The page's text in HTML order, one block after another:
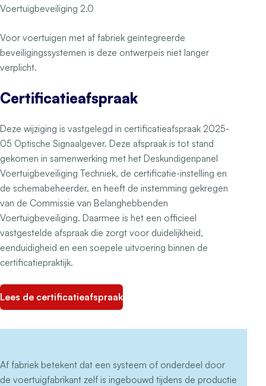
Voertuigbeveiliging 2.0
Voor voertuigen met af fabriek geïntegreerde
beveiligingssystemen is deze ontwerpeis niet langer
verplicht.
Certificatieafspraak
Deze wijziging is vastgelegd in certificatieafspraak 2025-
05 Optische Signaalgever. Deze afspraak is tot stand
gekomen in samenwerking met het Deskundigenpanel
Voertuigbeveiliging Techniek, de certificatie-instelling en
de schemabeheerder, en heeft de instemming gekregen
van de Commissie van Belanghebbenden
Voertuigbeveiliging. Daarmee is het een officieel
vastgestelde afspraak die zorgt voor duidelijkheid,
eenduidigheid en een soepele uitvoering binnen de
certificatiepraktijk.
Lees de certificatieafspraak
Af fabriek betekent dat een systeem of onderdeel door
de voertuigfabrikant zelf is ingebouwd tijdens de productie